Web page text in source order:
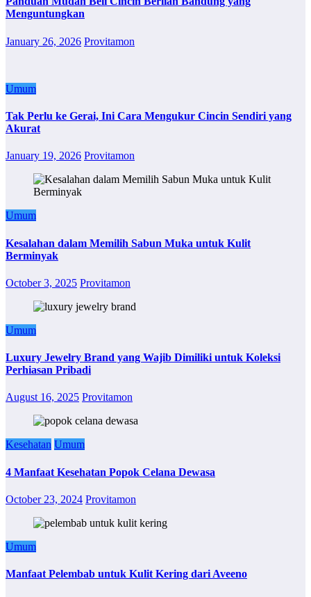
Menguntungkan
January 26, 2026 Provitamon
Umum
Tak Perlu ke Gerai, Ini Cara Mengukur Cincin Sendiri yang
Akurat
January 19, 2026 Provitamon
Umum
Kesalahan dalam Memilih Sabun Muka untuk Kulit
Berminyak
October 3, 2025 Provitamon
Umum
Luxury Jewelry Brand yang Wajib Dimiliki untuk Koleksi
Perhiasan Pribadi
August 16, 2025 Provitamon
Kesehatan Umum
4 Manfaat Kesehatan Popok Celana Dewasa
October 23, 2024 Provitamon
Umum
Manfaat Pelembab untuk Kulit Kering dari Aveeno